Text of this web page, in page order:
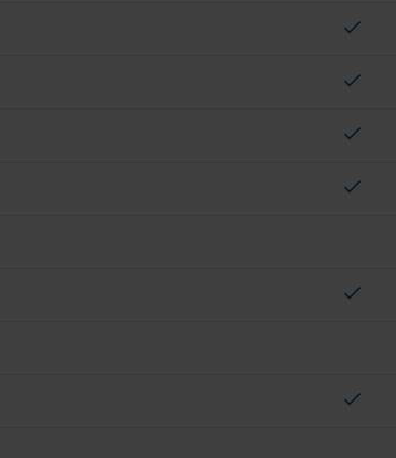
check
check
check
check
check
check